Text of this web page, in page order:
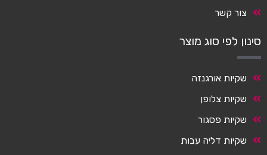
צור קשר
סינון לפי סוג מוצר
שקיות אורגנזה
שקיות צלופן
שקיות פסגור
שקיות דליה עבות